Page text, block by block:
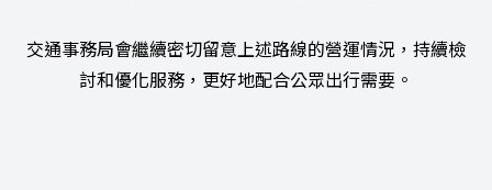
交通事務局會繼續密切留意上述路線的營運情況，持續檢
討和優化服務，更好地配合公眾出行需要。